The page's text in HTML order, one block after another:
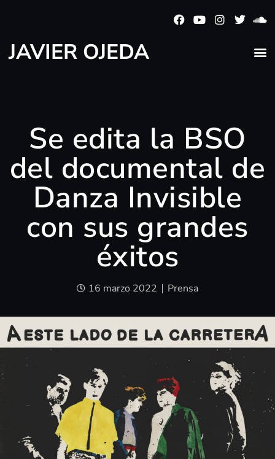
JAVIER OJEDA
Se edita la BSO
del documental de
Danza Invisible
con sus grandes
éxitos
16 marzo 2022 Prensa